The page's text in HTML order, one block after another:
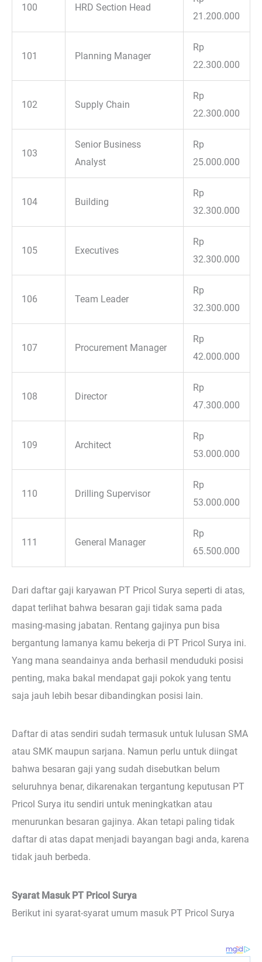
100 HRD Section Head
21.200.000
101 Planning Manager
Rp
22.300.000
102 Supply Chain
Rp
22.300.000
103
Senior Business
Analyst
Rp
25.000.000
104 Building
Rp
32.300.000
105 Executives
Rp
32.300.000
106 Team Leader
Rp
32.300.000
107 Procurement Manager
Rp
42.000.000
108 Director
Rp
47.300.000
109 Architect
Rp
53.000.000
110 Drilling Supervisor
Rp
53.000.000
111 General Manager
Rp
65.500.000
Dari daftar gaji karyawan PT Pricol Surya seperti di atas,
dapat terlihat bahwa besaran gaji tidak sama pada
masing-masing jabatan. Rentang gajinya pun bisa
bergantung lamanya kamu bekerja di PT Pricol Surya ini.
Yang mana seandainya anda berhasil menduduki posisi
penting, maka bakal mendapat gaji pokok yang tentu
saja jauh lebih besar dibandingkan posisi lain.
Daftar di atas sendiri sudah termasuk untuk lulusan SMA
atau SMK maupun sarjana. Namun perlu untuk diingat
bahwa besaran gaji yang sudah disebutkan belum
seluruhnya benar, dikarenakan tergantung keputusan PT
Pricol Surya itu sendiri untuk meningkatkan atau
menurunkan besaran gajinya. Akan tetapi paling tidak
daftar di atas dapat menjadi bayangan bagi anda, karena
tidak jauh berbeda.
Syarat Masuk PT Pricol Surya
Berikut ini syarat-syarat umum masuk PT Pricol Surya